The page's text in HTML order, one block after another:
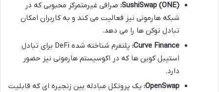
SushiSwap (ONE): صرافی غیرمتمرکز محبوبی که در
شبکه هارمونی نیز فعالیت می کند و به کاربران امکان
تبادل توکن ها را می دهد.
Curve Finance:
پلتفرم شناخته شده DeFi برای تبادل
استیبل کوین ها که در اکوسیستم هارمونی نیز حضور
دارد.
OpenSwap: یک پروتکل مبادله بین زنجیره ای که قابلیت